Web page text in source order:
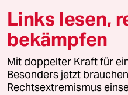
nehmen ein
auch mal einen
Arbeitgeber hat
Angestellten eine
wenn dadurch
ist. Vielleicht
Links lesen,
bekämpfen
Mit doppelter Kraft für
Besonders jetzt
Rechtsextremismus